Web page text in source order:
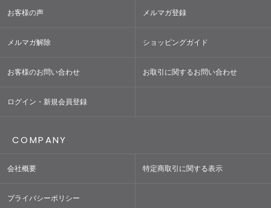
お客様の声 メルマガ登録
メルマガ解除 ショッピングガイド
お客様のお問い合わせ お取引に関するお問い合わせ
ログイン・新規会員登録
COMPANY
会社概要 特定商取引に関する表示
プライバシーポリシー